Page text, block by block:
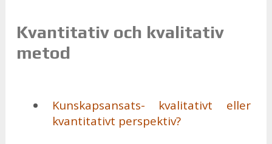
Kvantitativ och kvalitativ
metod
Kun­skaps­an­sats- kva­li­ta­tivt el­ler
kvan­ti­ta­tivt per­spek­tiv?